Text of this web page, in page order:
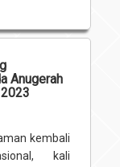
Anugerah
kembali
kali